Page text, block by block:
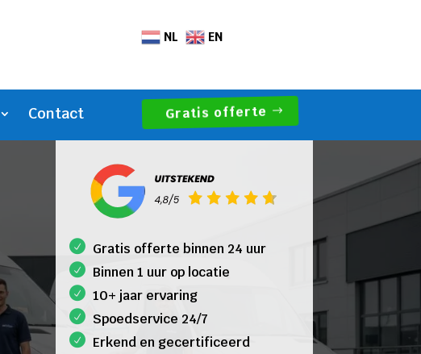
NL EN
Contact Gratis offerte
Gratis offerte binnen 24 uur
Binnen 1 uur op locatie
10+ jaar ervaring
Spoedservice 24/7
Erkend en gecertificeerd